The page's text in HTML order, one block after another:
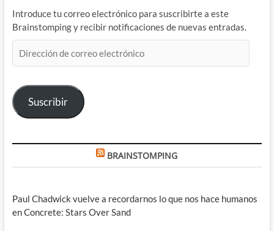
Introduce tu correo electrónico para suscribirte a este
Brainstomping y recibir notificaciones de nuevas entradas.
de
electrónico
Suscribir
BRAINSTOMPING
Paul Chadwick vuelve a recordarnos lo que nos hace humanos
en Concrete: Stars Over Sand